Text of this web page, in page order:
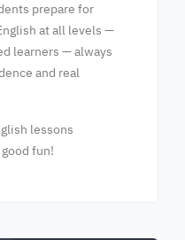
prepare for
at all levels —
learners — always
and real
lessons
fun!